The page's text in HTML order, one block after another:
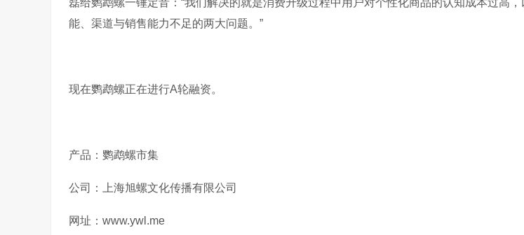
磊给鹦鹉螺一锤定音：“我们解决的就是消费升级过程中用户对个性化商品的认知成本过高
能、渠道与销售能力不足的两大问题。”
现在鹦鹉螺正在进行A轮融资。
产品：鹦鹉螺市集
公司：上海旭螺文化传播有限公司
网址：www.ywl.me